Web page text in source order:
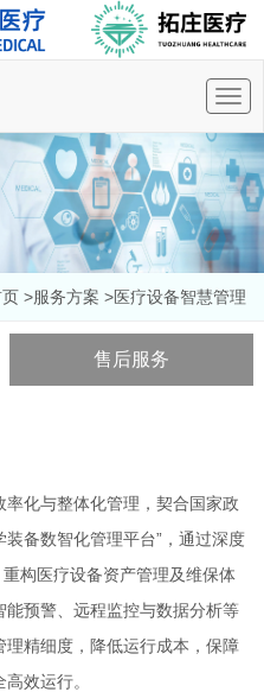
>服务方案 >医疗设备智慧管理
售后服务
化与整体化管理，契合国家政
装备数智化管理平台” ， 通过深度
重构医疗设备资产管理及维保体
预警、远程监控与数据分析等
理精细度，降低运行成本，保障
效运行。